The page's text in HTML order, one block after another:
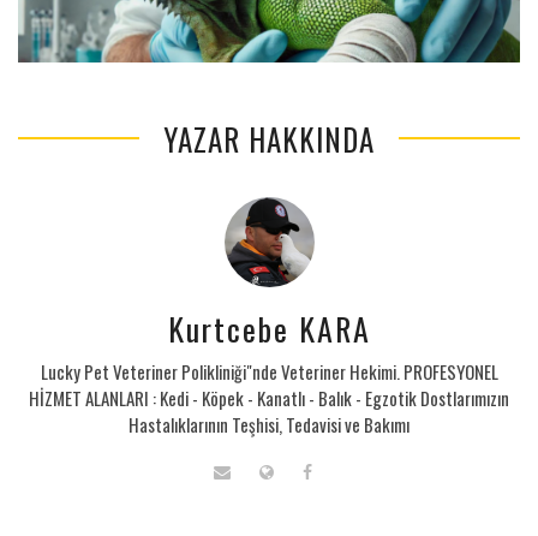
YAZAR HAKKINDA
Kurtcebe KARA
Lucky Pet Veteriner Polikliniği"nde Veteriner Hekimi. PROFESYONEL
HİZMET ALANLARI : Kedi - Köpek - Kanatlı - Balık - Egzotik Dostlarımızın
Hastalıklarının Teşhisi, Tedavisi ve Bakımı